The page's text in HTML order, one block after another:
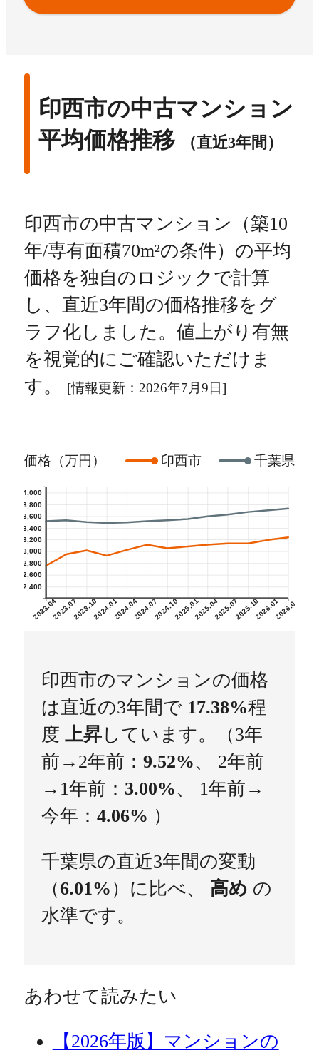
印西市の中古マンション
平均価格推移
（直近3年間）
印西市の中古マンション（築10
年/専有面積70m²の条件）の平均
価格を独自のロジックで計算
し、直近3年間の価格推移をグ
ラフ化しました。値上がり有無
を視覚的にご確認いただけま
す。
[情報更新：2026年7月9日]
価格（万円） 印西市 千葉県
2023.042023.072023.102024.012024.042024.072024.102025.012025.042025.072025.102026.012026.04
2,400
2,600
2,800
3,000
3,200
3,400
3,600
3,800
4,000
印西市のマンションの価格
は直近の3年間で 17.38%程
度 上昇しています。（3年
前→2年前： 9.52%、 2年前
→1年前： 3.00%、 1年前→
今年： 4.06% ）
千葉県の直近3年間の変動
（6.01% ）に比べ、 高め の
水準です。
あわせて読みたい
【2026年版】マンションの